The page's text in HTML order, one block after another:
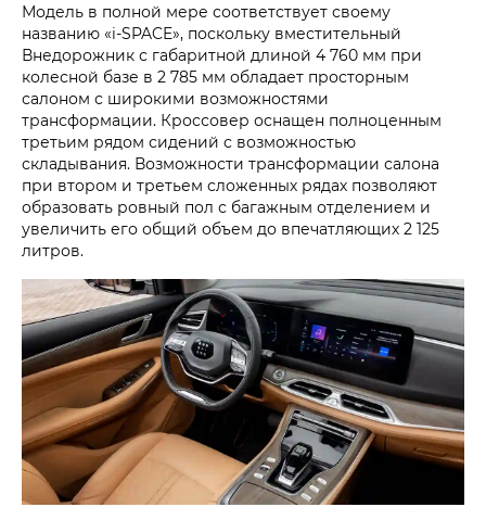
Модель в полной мере соответствует своему
названию «i‑SPACE», поскольку вместительный
Внедорожник с габаритной длиной 4 760 мм при
колесной базе в 2 785 мм обладает просторным
салоном с широкими возможностями
трансформации. Кроссовер оснащен полноценным
третьим рядом сидений с возможностью
складывания. Возможности трансформации салона
при втором и третьем сложенных рядах позволяют
образовать ровный пол с багажным отделением и
увеличить его общий объем до впечатляющих 2 125
литров.